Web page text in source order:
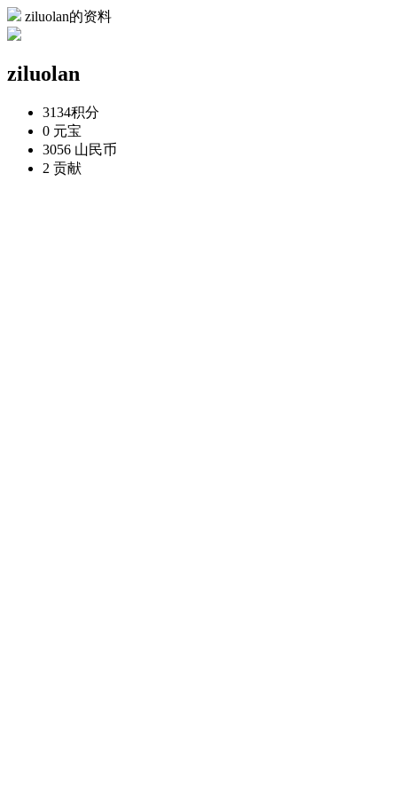
ziluolan的资料
ziluolan
3134积分
0 元宝
3056 山民币
2 贡献